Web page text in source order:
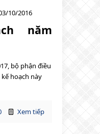
10/2016
năm
bộ phận điều
hoạch này
Xem tiếp